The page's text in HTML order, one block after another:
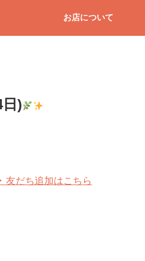
お店について
)
友だち追加はこちら